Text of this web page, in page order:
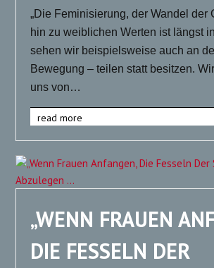
„Die Feminisierung, der Wandel der
hin zu weiblichen Werten ist längst
sehen wir beispielsweise auch an
Bewegung – teilen statt besitzen.
uns von…
read more
„WENN FRAUEN
DIE FESSELN DER